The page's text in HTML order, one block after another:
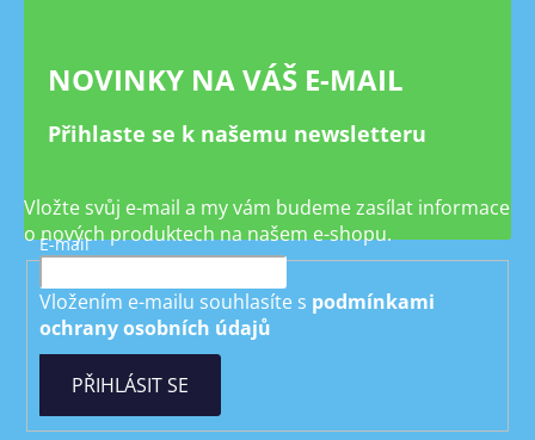
NOVINKY NA VÁŠ E-MAIL
Přihlaste se k našemu newsletteru
Vložte svůj e-mail a my vám budeme zasílat informace
o nových produktech na našem e-shopu.
E-mail
Vložením e-mailu souhlasíte s podmínkami
ochrany osobních údajů
PŘIHLÁSIT SE